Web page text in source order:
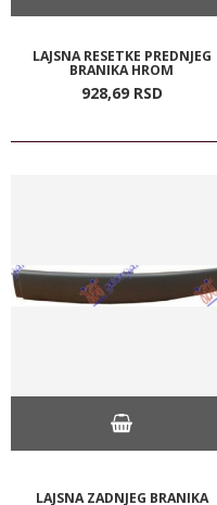
LAJSNA RESETKE PREDNJEG
BRANIKA HROM
928,69 RSD
LAJSNA ZADNJEG BRANIKA